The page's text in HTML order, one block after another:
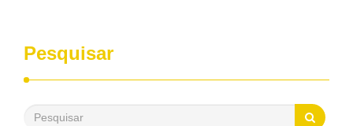
desenvolvimento dos seus municípios e, somente o ano
passado, essa Fundação distribuiu mais de três bilhões de
reais, com suas maravilhosas ações, dentre alas, mais de
saneamento básico, em pequenas comunidades rurais.
Pesquisar